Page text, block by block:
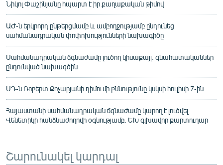
Նիկոլ Փաշինյանը հպարտ է իր քաղաքական թիմով
ԱԺ-ն երկրորդ ընթերցմամբ և ամբողջությամբ ընդունեց
սահմանադրական փոփոխությունների նախագիծը
Սահմանադրական ճգնաժամը լուծող կիսաքայլ. գնահատականներ
ընդունված նախագծին
ՍԴ-ն Ռոբերտ Քոչարյանի դիմումի քննությունը կսկսի հուլիսի 7-ին
Հայաստանի սահմանադրական ճգնաժամը կարող է լուծվել
Վենետիկի հանձնաժողովի օգնությամբ. ԵԽ գլխավոր քարտուղար
Շարունակել կարդալ